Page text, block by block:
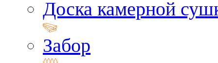
Доска камерной
Забор